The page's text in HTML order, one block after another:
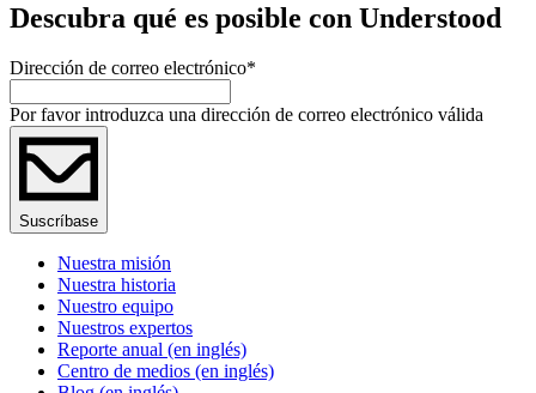
Descubra qué es posible con Understood
Dirección de correo electrónico*
Por favor introduzca una dirección de correo electrónico válida
Suscríbase
Nuestra misión
Nuestra historia
Nuestro equipo
Nuestros expertos
Reporte anual (en inglés)
Centro de medios (en inglés)